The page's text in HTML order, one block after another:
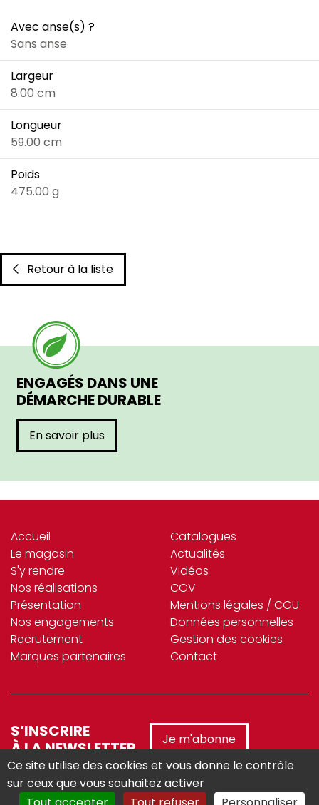
Avec anse(s) ?
Sans anse
Largeur
8.00 cm
Longueur
59.00 cm
Poids
475.00 g
Retour à la liste
ENGAGÉS DANS UNE
DÉMARCHE DURABLE
En savoir plus
Accueil
Le magasin
S'y rendre
Nos réalisations
Présentation
Nos engagements
Recrutement
Marques partenaires
Catalogues
Actualités
Vidéos
CGV
Mentions légales / CGU
Données personnelles
Gestion des cookies
Contact
S’INSCRIRE
À LA NEWSLETTER
Je m'abonne
Ce site utilise des cookies et vous donne le contrôle
sur ceux que vous souhaitez activer